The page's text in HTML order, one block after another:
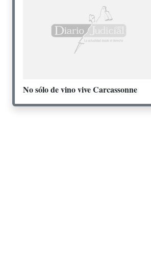
No sólo de vino vive Carcassonne